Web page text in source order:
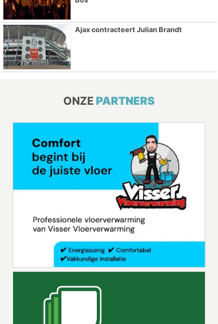
Ajax contracteert Julian Brandt
ONZE PARTNERS